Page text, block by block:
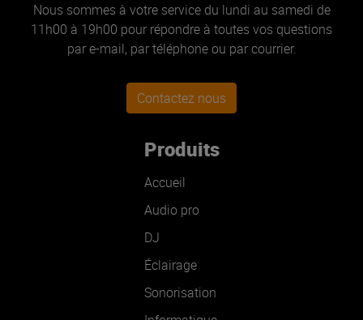
Nous sommes à votre service du lundi au samedi de
11h00 à 19h00 pour répondre à toutes vos questions
par e-mail, par téléphone ou par courrier.
Contactez nous
Produits
Accueil
Audio pro
DJ
Éclairage
Sonorisation